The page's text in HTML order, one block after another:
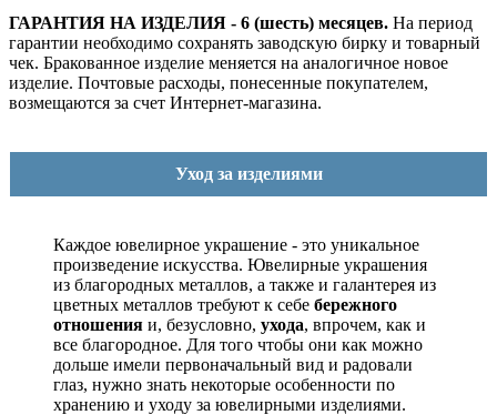
ГАРАНТИЯ НА ИЗДЕЛИЯ - 6 (шесть) месяцев. На период
гарантии необходимо сохранять заводскую бирку и товарный
чек. Бракованное изделие меняется на аналогичное новое
изделие. Почтовые расходы, понесенные покупателем,
возмещаются за счет Интернет-магазина.
Уход за изделиями
Каждое ювелирное украшение - это уникальное
произведение искусства. Ювелирные украшения
из благородных металлов, а также и галантерея из
цветных металлов требуют к себе бережного
отношения и, безусловно, ухода, впрочем, как и
все благородное. Для того чтобы они как можно
дольше имели первоначальный вид и радовали
глаз, нужно знать некоторые особенности по
хранению и уходу за ювелирными изделиями.